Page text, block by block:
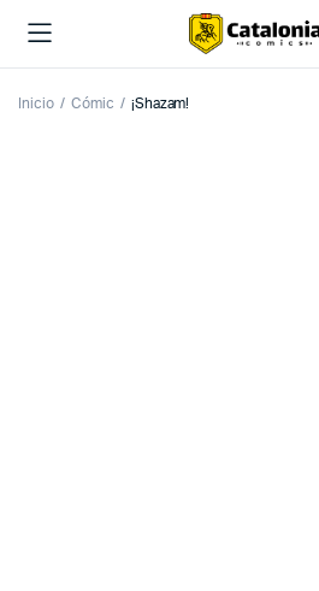
Inicio Cómic ¡Shazam!